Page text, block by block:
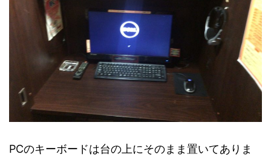
PCのキーボードは台の上にそのまま置いてありま